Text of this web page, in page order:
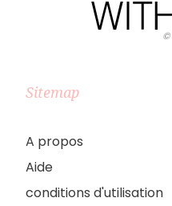
©
Sitemap
A propos
Aide
conditions d'utilisation